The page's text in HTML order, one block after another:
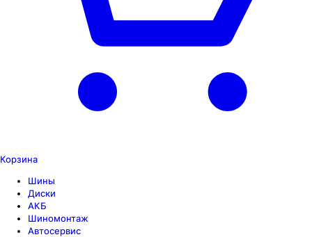
Корзина
Шины
Диски
АКБ
Шиномонтаж
Автосервис